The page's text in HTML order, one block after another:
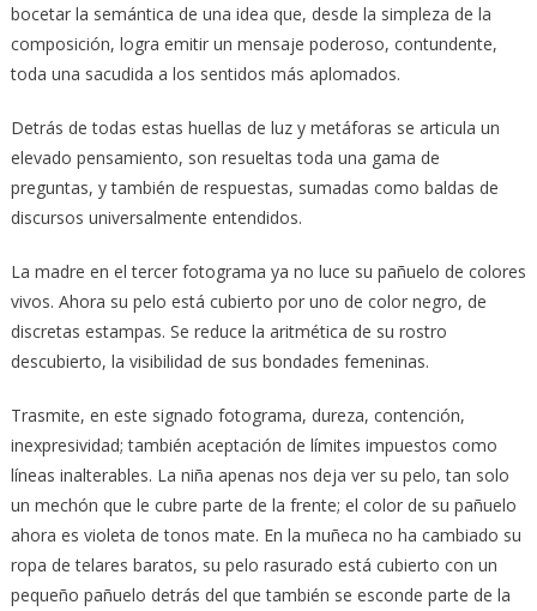
bocetar la semántica de una idea que, desde la simpleza de la
composición, logra emitir un mensaje poderoso, contundente,
toda una sacudida a los sentidos más aplomados.
Detrás de todas estas huellas de luz y metáforas se articula un
elevado pensamiento, son resueltas toda una gama de
preguntas, y también de respuestas, sumadas como baldas de
discursos universalmente entendidos.
La madre en el tercer fotograma ya no luce su pañuelo de colores
vivos. Ahora su pelo está cubierto por uno de color negro, de
discretas estampas. Se reduce la aritmética de su rostro
descubierto, la visibilidad de sus bondades femeninas.
Trasmite, en este signado fotograma, dureza, contención,
inexpresividad; también aceptación de límites impuestos como
líneas inalterables. La niña apenas nos deja ver su pelo, tan solo
un mechón que le cubre parte de la frente; el color de su pañuelo
ahora es violeta de tonos mate. En la muñeca no ha cambiado su
ropa de telares baratos, su pelo rasurado está cubierto con un
pequeño pañuelo detrás del que también se esconde parte de la